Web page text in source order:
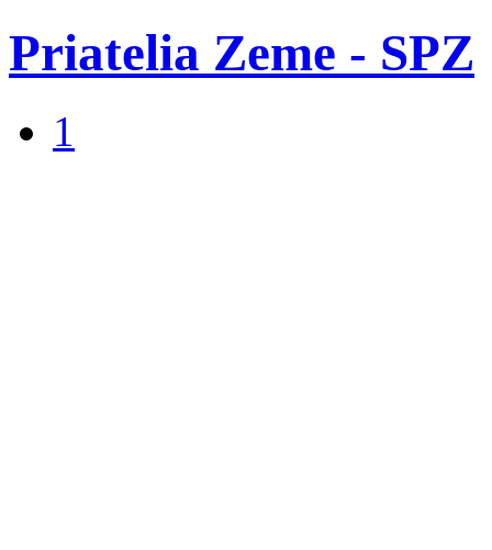
Priatelia Zeme - SPZ
1